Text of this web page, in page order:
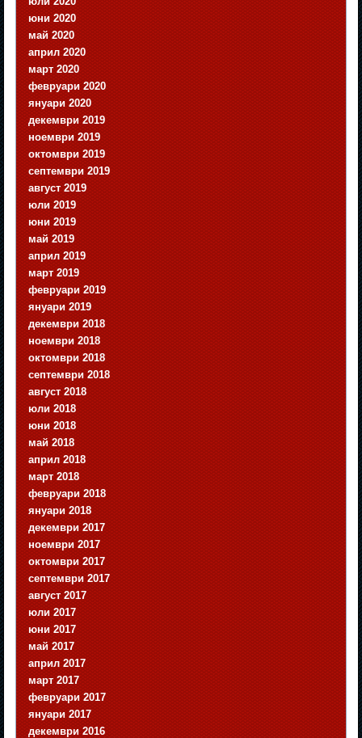
юни 2020
май 2020
април 2020
март 2020
февруари 2020
януари 2020
декември 2019
ноември 2019
октомври 2019
септември 2019
август 2019
юли 2019
юни 2019
май 2019
април 2019
март 2019
февруари 2019
януари 2019
декември 2018
ноември 2018
октомври 2018
септември 2018
август 2018
юли 2018
юни 2018
май 2018
април 2018
март 2018
февруари 2018
януари 2018
декември 2017
ноември 2017
октомври 2017
септември 2017
август 2017
юли 2017
юни 2017
май 2017
април 2017
март 2017
февруари 2017
януари 2017
декември 2016